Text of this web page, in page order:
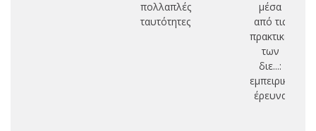
πολλαπλές
ταυτότητες
μέσα
από τις
πρακτικές
των
διε...:
εμπειρική
έρευνα